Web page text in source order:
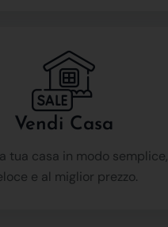
Vendi Casa
tua casa in modo semplice,
e al miglior prezzo.